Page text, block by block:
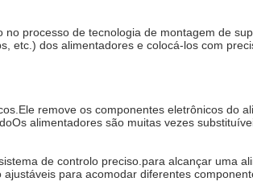
processo de tecnologia de montagem de
etc.) dos alimentadores e colocá-los com
remove os componentes eletrônicos do
alimentadores são muitas vezes
de controlo preciso.para alcançar uma
para acomodar diferentes